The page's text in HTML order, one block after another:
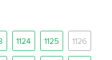
1124 1125 1126